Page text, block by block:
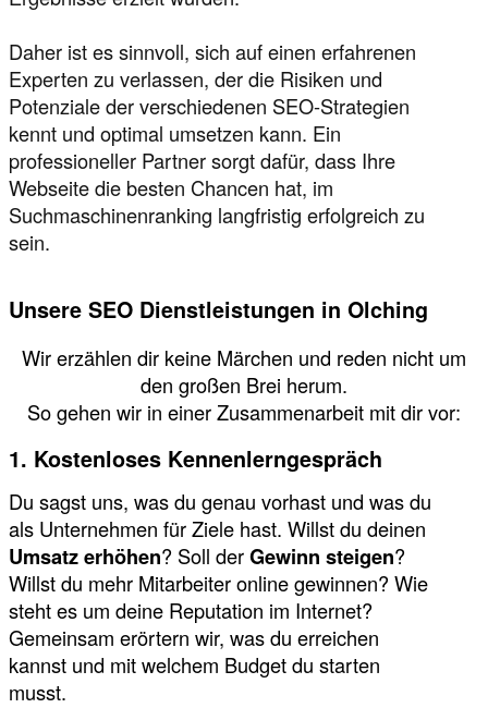
Daher ist es sinnvoll, sich auf einen erfahrenen
Experten zu verlassen, der die Risiken und
Potenziale der verschiedenen SEO-Strategien
kennt und optimal umsetzen kann. Ein
professioneller Partner sorgt dafür, dass Ihre
Webseite die besten Chancen hat, im
Suchmaschinenranking langfristig erfolgreich zu
sein.
Unsere SEO Dienstleistungen in Olching
Wir erzählen dir keine Märchen und reden nicht um
den großen Brei herum.
So gehen wir in einer Zusammenarbeit mit dir vor:
1. Kostenloses Kennenlerngespräch
Du sagst uns, was du genau vorhast und was du
als Unternehmen für Ziele hast. Willst du deinen
Umsatz erhöhen? Soll derGewinn steigen?
Willst du mehr Mitarbeiter online gewinnen? Wie
steht es um deine Reputation im Internet?
Gemeinsam erörtern wir, was du erreichen
kannst und mit welchem Budget du starten
musst.